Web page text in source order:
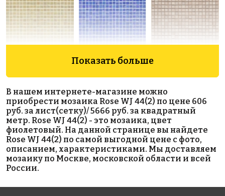
5666 руб./м²
Rose WJ 34
327x327
5666 руб./м²
Rose WJ 19
327x327
5829 руб./м²
Rose AJ 83+5
327x327
5829 руб./м²
5747 руб./м²
8263 руб./м²
Показать больше
В нашем интернете-магазине можно
приобрести мозаика Rose WJ 44(2) по цене 606
руб. за лист(сетку)/ 5666 руб. за квадратный
метр. Rose WJ 44(2) - это мозаика, цвет
фиолетовый. На данной странице вы найдете
Rose WJ 44(2) по самой выгодной цене с фото,
описанием, характеристиками. Мы доставляем
мозаику по Москве, московской области и всей
России.